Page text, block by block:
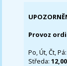
Provoz
Po, Út, Čt, Pá:
Středa: